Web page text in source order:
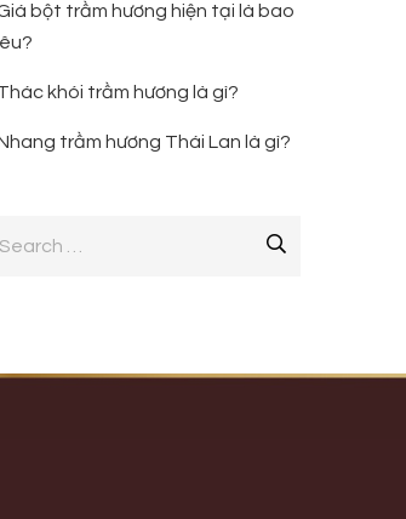
bột trầm hương hiện tại là bao
khói trầm hương là gì?
trầm hương Thái Lan là gì?